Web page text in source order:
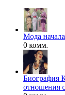
Мода
0 комм.
Биография
отношения